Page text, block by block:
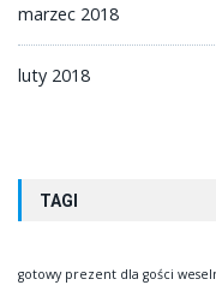
marzec 2018
luty 2018
TAGI
gotowy prezent dla gości